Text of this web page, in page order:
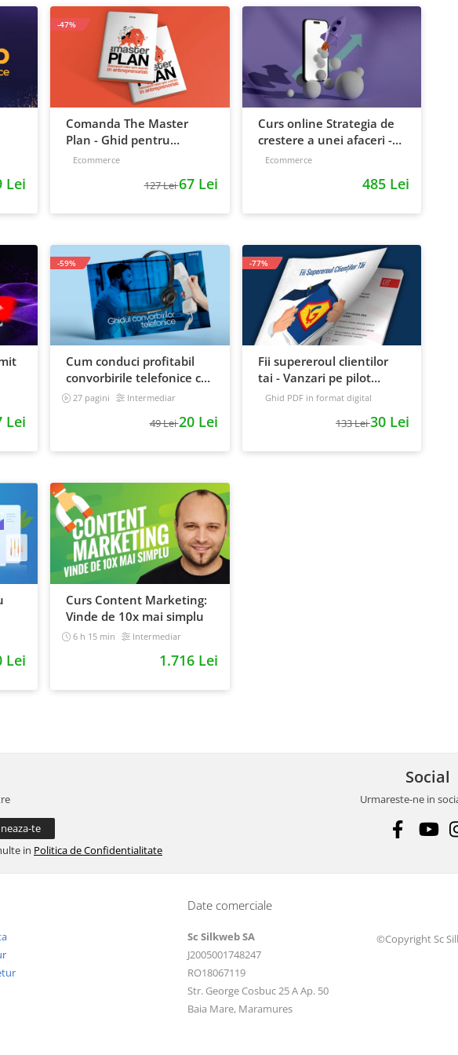
Lei
Comanda The Master
Plan - Ghid pentru
antreprenori, 138 pagini
Ecommerce
127 Lei67 Lei
-47%
Curs online Strategia de
crestere a unei afaceri -
de la idee, la retentie si
Ecommerce
485 Lei
Lei
Cum conduci profitabil
convorbirile telefonice cu
clientii
27 pagini Intermediar
49 Lei20 Lei
-59%
Fii supereroul clientilor
tai - Vanzari pe pilot
automat
Ghid PDF in format digital
133 Lei30 Lei
-77%
Lei
Curs Content Marketing:
Vinde de 10x mai simplu
6 h 15 min Intermediar
1.716 Lei
in Politica de Confidentialitate
Social
Urmareste-ne in
Date comerciale
Sc Silkweb SA
J2005001748247
RO18067119
Str. George Cosbuc 25 A Ap. 50
Baia Mare, Maramures
©Copyright Sc